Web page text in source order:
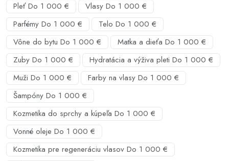
Pleť Do 1 000 €
Vlasy Do 1 000 €
Parfémy Do 1 000 €
Telo Do 1 000 €
Vône do bytu Do 1 000 €
Matka a dieťa Do 1 000 €
Zuby Do 1 000 €
Hydratácia a výživa pleti Do 1 000 €
Muži Do 1 000 €
Farby na vlasy Do 1 000 €
Šampóny Do 1 000 €
Kozmetika do sprchy a kúpeľa Do 1 000 €
Vonné oleje Do 1 000 €
Kozmetika pre regeneráciu vlasov Do 1 000 €